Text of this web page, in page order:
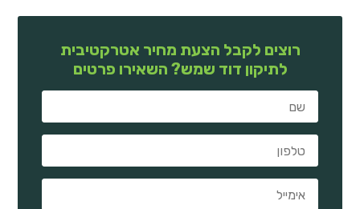
רוצים לקבל הצעת מחיר אטרקטיבית
לתיקון דוד שמש? השאירו פרטים